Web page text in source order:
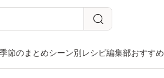
季節のまとめシーン別 レシピ編集部おすすめ